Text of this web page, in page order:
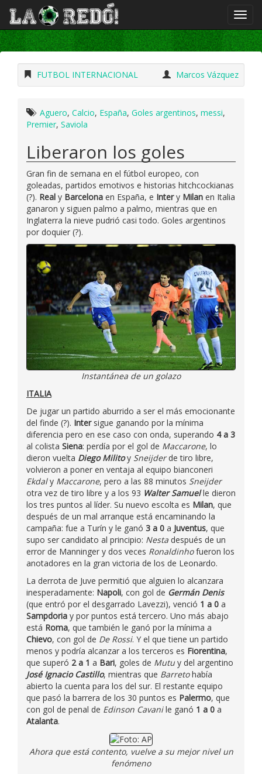
FUTBOL INTERNACIONAL Marcos Vázquez
Aguero, Calcio, España, Goles argentinos, messi,
Premier, Saviola
Liberaron los goles
Gran fin de semana en el fútbol europeo, con
goleadas, partidos emotivos e historias hitchcockianas
(?). Real y Barcelona en España, e Intery Milan en Italia
ganaron y siguen palmo a palmo, mientras que en
Inglaterra la nieve pudrió casi todo. Goles argentinos
por doquier (?).
Instantánea de un golazo
ITALIA
De jugar un partido aburrido a ser el más emocionante
del finde (?). Inter sigue ganando por la mínima
diferencia pero en ese caso con onda, superando 4 a 3
al colista Siena: perdía por el gol de Maccarone, lo
dieron vuelta Diego Militoy Sneijderde tiro libre,
volvieron a poner en ventaja al equipo bianconeri
Ekdaly Maccarone, pero a las 88 minutos Sneijder
otra vez de tiro libre y a los 93 Walter Samuelle dieron
los tres puntos al líder. Su nuevo escolta es Milan, que
después de un mal arranque está encaminando la
campaña: fue a Turín y le ganó 3 a 0 a Juventus, que
supo ser candidato al principio: Nesta después de un
error de Manninger y dos veces Ronaldinhofueron los
anotadores en la gran victoria de los de Leonardo.
La derrota de Juve permitió que alguien lo alcanzara
inesperadamente: Napoli, con gol de Germán Denis
(que entró por el desgarrado Lavezzi), venció 1 a 0 a
Sampdoria y por puntos está tercero. Uno más abajo
está Roma, que también le ganó por la mínima a
Chievo, con gol de De Rossi. Y el que tiene un partido
menos y podría alcanzar a los terceros es Fiorentina,
que superó 2 a 1 a Bari, goles de Mutu y del argentino
José Ignacio Castillo, mientras que Barretohabía
abierto la cuenta para los del sur. El restante equipo
que pasó la barrera de los 30 puntos es Palermo, que
con gol de penal de Edinson Cavanile ganó 1 a 0 a
Atalanta.
Ahora que está contento, vuelve a su mejor nivel un
fenómeno